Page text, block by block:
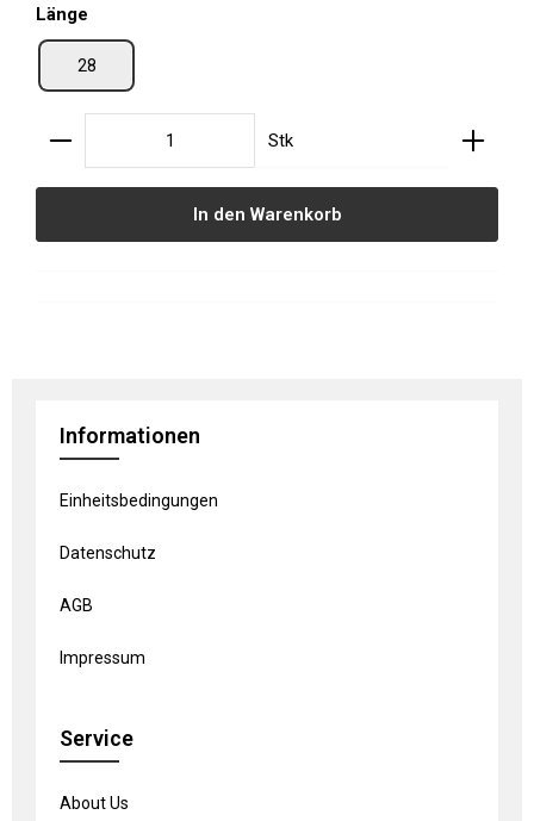
Länge
28
Produkt Anzahl: Gib den gewünschten Wert ein
Stk
In den Warenkorb
Informationen
Einheitsbedingungen
Datenschutz
AGB
Impressum
Service
About Us